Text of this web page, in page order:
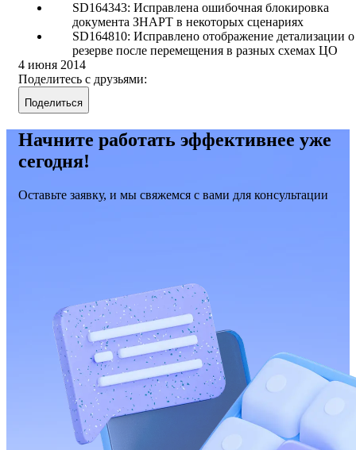
SD164343: Исправлена ошибочная блокировка
документа ЗНАРТ в некоторых сценариях
SD164810: Исправлено отображение детализации о
резерве после перемещения в разных схемах ЦО
4 июня 2014
Поделитесь с друзьями:
Поделиться
Начните работать эффективнее уже
сегодня!
Оставьте заявку, и мы свяжемся с вами для консультации